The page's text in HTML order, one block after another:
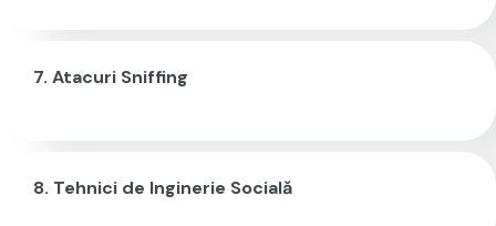
Atacuri Sniffing
Tehnici de Inginerie Socială